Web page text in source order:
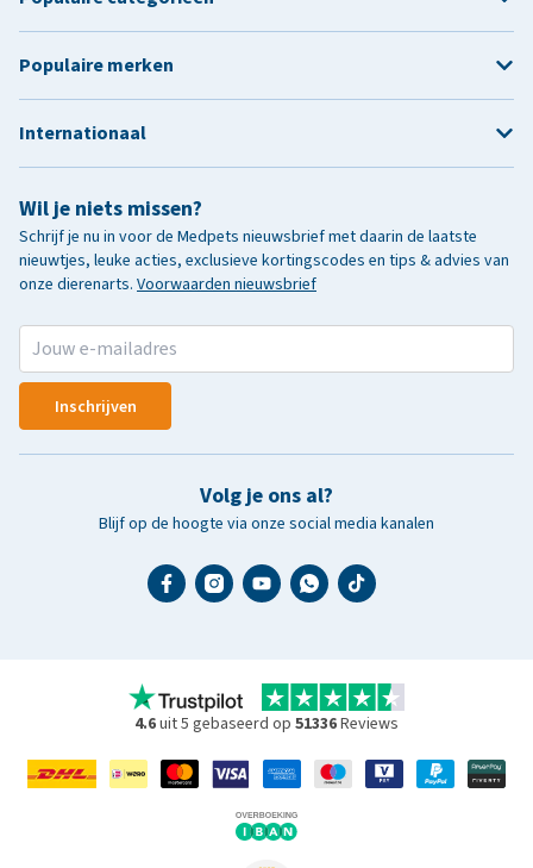
Wil je niets missen?
Schrijf je nu in voor de Medpets nieuwsbrief met daarin de laatste
nieuwtjes, leuke acties, exclusieve kortingscodes en tips & advies van
onze dierenarts. Voorwaarden nieuwsbrief
Inschrijven
Volg je ons al?
Blijf op de hoogte via onze social media kanalen
Populaire merken
Internationaal
4.6uit 5 gebaseerd op 51336Reviews